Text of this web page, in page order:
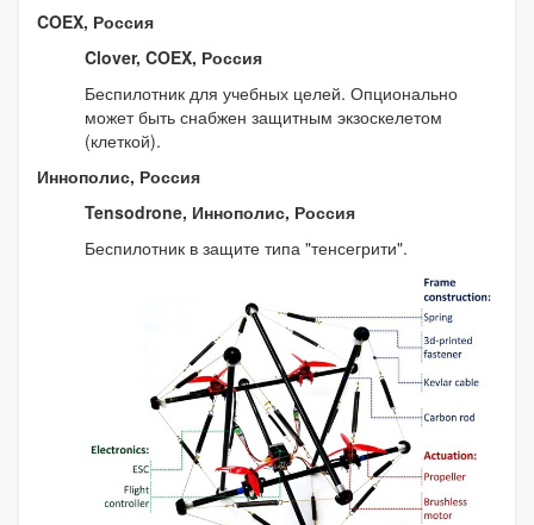
COEX, Россия
Clover, COEX, Россия
Беспилотник для учебных целей. Опционально
может быть снабжен защитным экзоскелетом
(клеткой).
Иннополис, Россия
Tensodrone, Иннополис, Россия
Беспилотник в защите типа "тенсегрити".